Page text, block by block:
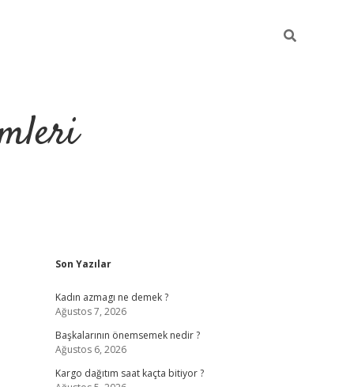
Sidebar
Son Yazılar
Kadın azmagı ne demek ?
Ağustos 7, 2026
Başkalarının önemsemek nedir ?
Ağustos 6, 2026
Kargo dağıtım saat kaçta bitiyor ?